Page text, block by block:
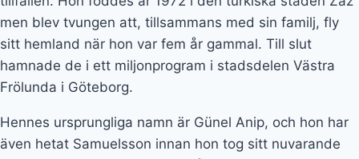
Paret har varit gifta sedan 2006 och har fyra barn
tillsammans.
Från telefonförsäljare till
Gunilla von Platen tjänade sina första pengar redan